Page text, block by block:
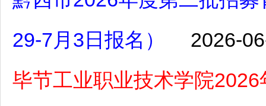
29-7月3日报名）
2026-
毕节工业职业技术学院